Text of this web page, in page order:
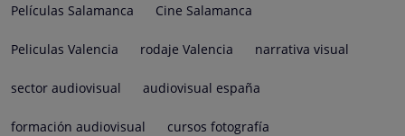
Películas Salamanca Cine Salamanca
Peliculas Valencia rodaje Valencia narrativa visual
sector audiovisual audiovisual españa
formación audiovisual cursos fotografía